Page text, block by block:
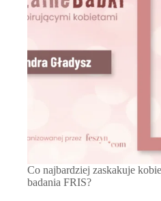
Co najbardziej zaskakuje
badania FRIS?